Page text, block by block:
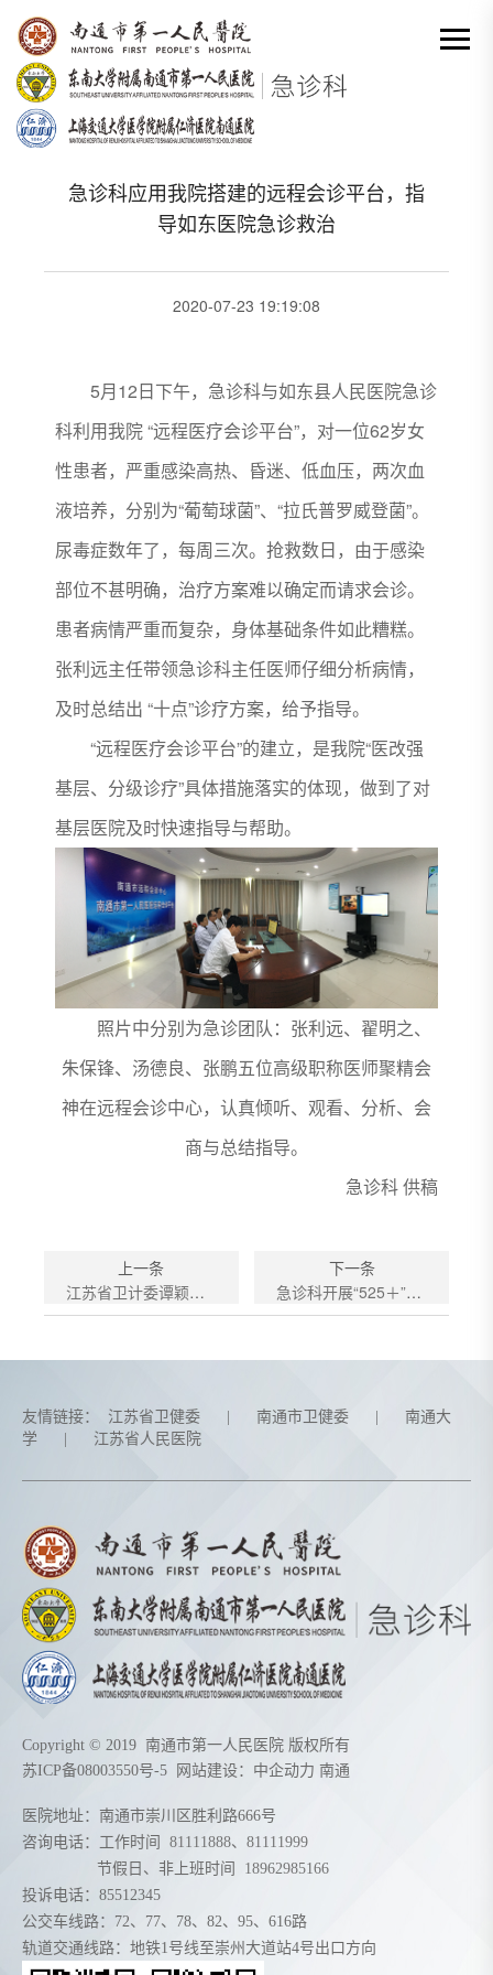
网站首页 - 科室动态详情
分类出来 
急诊科应用我院搭建的远程会诊平台，指
导如东医院急诊救治
2020-07-23 19:19:08
5月12日下午，急诊科与如东县人民医院急诊
科利用我院 “远程医疗会诊平台”，对一位62岁女
性患者，严重感染高热、昏迷、低血压，两次血
液培养，分别为“葡萄球菌”、“拉氏普罗威登菌”。
尿毒症数年了，每周三次。抢救数日，由于感染
部位不甚明确，治疗方案难以确定而请求会诊。
患者病情严重而复杂，身体基础条件如此糟糕。
张利远主任带领急诊科主任医师仔细分析病情，
及时总结出 “十点”诊疗方案，给予指导。
“远程医疗会诊平台”的建立，是我院“医改强
基层、分级诊疗”具体措施落实的体现，做到了对
基层医院及时快速指导与帮助。
照片中分别为急诊团队：张利远、翟明之、
朱保锋、汤德良、张鹏五位高级职称医师聚精会
神在远程会诊中心，认真倾听、观看、分析、会
商与总结指导。
急诊科 供稿
上一条
江苏省卫计委谭颖主任在南通一院急诊科调研
下一条
急诊科开展“525＋”心肺复苏普及进亿家活动
友情链接： 江苏省卫健委 | 南通市卫健委 | 南通大
学
| 江苏省人民医院
Copyright © 2019 南通市第一人民医院 版权所有
苏ICP备08003550号-5 网站建设： 中企动力 南通
医院地址：南通市崇川区胜利路666号
咨询电话：工作时间 81111888、 81111999
节假日、非上班时间 18962985166
投诉电话：85512345
公交车线路：72、77、78、82、95、616路
轨道交通线路：地铁1号线至崇州大道站4号出口方向